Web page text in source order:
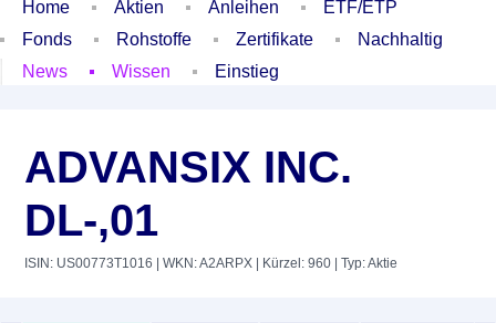
Home Aktien Anleihen
ETF/ETP
Fonds
Rohstoffe Zertifikate
Nachhaltig
News
Wissen Einstieg
ADVANSIX INC.
DL-,01
ISIN: US00773T1016 | WKN: A2ARPX | Kürzel: 960 | Typ: Aktie